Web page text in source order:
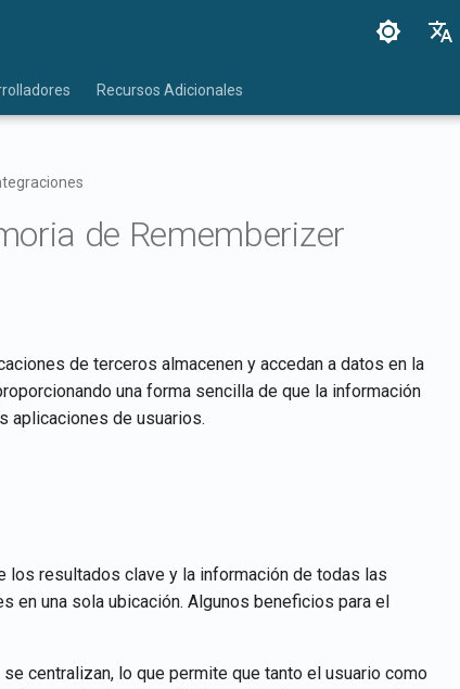
Français
简体中文
繁體中文
Recursos Adicionales
de Rememberizer
de terceros almacenen y accedan a datos en la
una forma sencilla de que la información
aplicaciones de usuarios.
los resultados clave y la información de todas las
en una sola ubicación. Algunos beneficios para el
centralizan, lo que permite que tanto el usuario como